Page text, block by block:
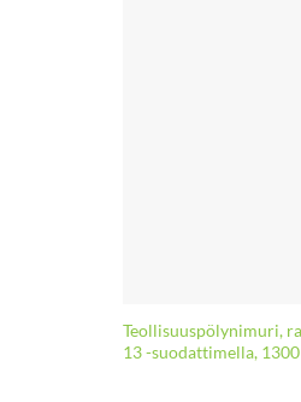
Teollisuuspölynimuri,
13 -suodattimella,